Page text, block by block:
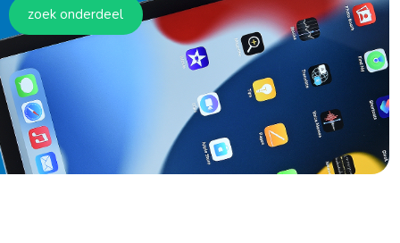
zoek onderdeel